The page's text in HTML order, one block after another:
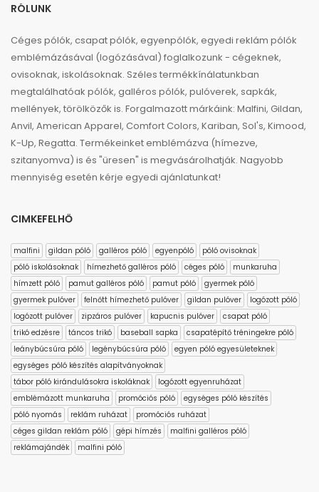
RÓLUNK
Céges pólók, csapat pólók, egyenpólók, egyedi reklám pólók
emblémázásával (logózásával) foglalkozunk - cégeknek,
ovisoknak, iskolásoknak. Széles termékkínálatunkban
megtalálhatóak pólók, galléros pólók, pulóverek, sapkák,
mellények, törölközők is. Forgalmazott márkáink: Malfini, Gildan,
Anvil, American Apparel, Comfort Colors, Kariban, Sol's, Kimood,
K-Up, Regatta. Termékeinket emblémázva (hímezve,
szitanyomva) is és "üresen" is megvásárolhatják. Nagyobb
mennyiség esetén kérje egyedi ajánlatunkat!
CIMKEFELHŐ
malfini gildan póló galléros póló egyenpóló
póló ovisoknak
póló iskolásoknak
hímezhető galléros póló céges póló
munkaruha
hímzett póló
pamut galléros póló pamut póló
gyermek póló
gyermek pulóver
felnőtt hímezhető pulóver gildan pulóver
logózott póló
logózott pulóver
zipzáros pulóver kapucnis pulóver
csapat póló
trikó edzésre
táncos trikó baseball sapka
csapatépítő tréningekre póló
leánybúcsúra póló
legénybúcsúra póló
egyen póló egyesületeknek
egységes póló készítés alapítványoknak
tábor póló kirándulásokra iskoláknak
logózott egyenruházat
emblémázott munkaruha
promóciós póló
egységes póló készítés
póló nyomás
reklám ruházat
promóciós ruházat
céges gildan reklám póló
gépi hímzés
malfini galléros póló
reklámajándék
malfini póló